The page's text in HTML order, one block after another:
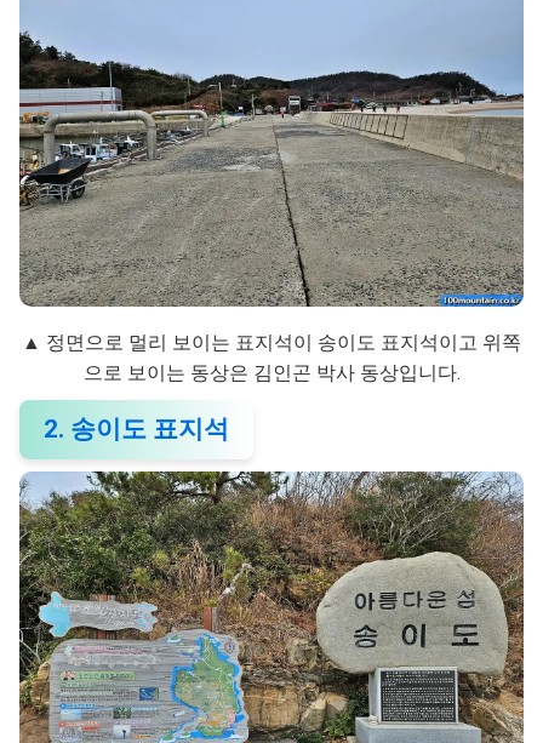
▲ 정면으로 멀리 보이는 표지석이 송이도 표지석이고 위쪽
으로 보이는 동상은 김인곤 박사 동상입니다.
2. 송이도 표지석